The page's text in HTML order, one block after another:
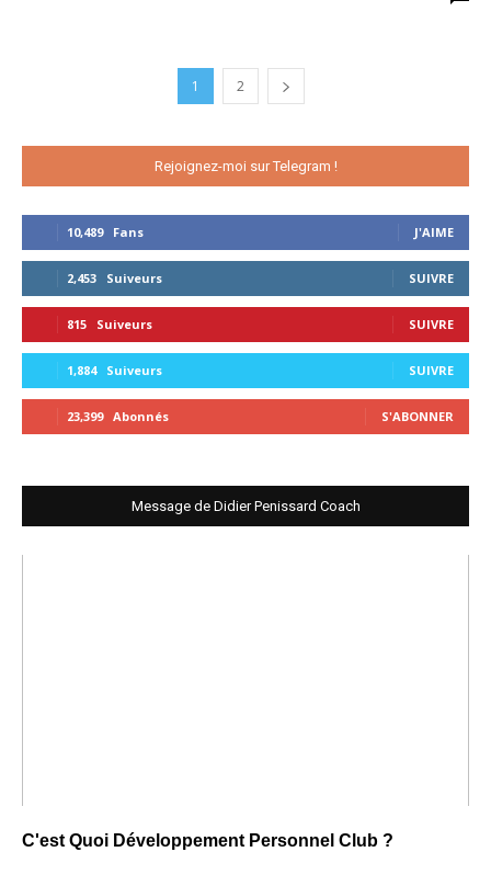
1 2
Rejoignez-moi sur Telegram !
10,489 Fans J'AIME
2,453 Suiveurs SUIVRE
815 Suiveurs SUIVRE
1,884 Suiveurs SUIVRE
23,399 Abonnés S'ABONNER
Message de Didier Penissard Coach
C'est Quoi Développement Personnel Club ?